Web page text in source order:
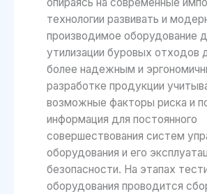
технологии развивать и
производимое оборудование
утилизации буровых отходов
более надежным и
разработке продукции
возможные факторы риска и
информация для постоянного
совершествования систем
оборудования и его
безопасности. На этапах
оборудования проводится